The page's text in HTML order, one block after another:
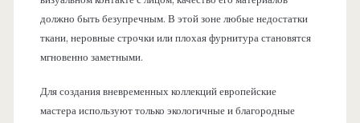
должно быть безупречным. В этой зоне любые недостатки
ткани, неровные строчки или плохая фурнитура становятся
мгновенно заметными.
Для создания вневременных коллекций европейские
мастера используют только экологичные и благородные